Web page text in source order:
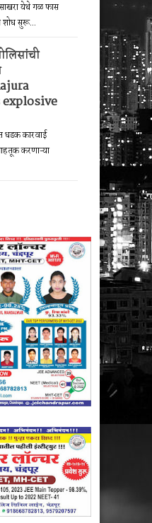
येथे गळ फास
शोध सुरू...
धडक कारवाई
करणाऱ्या